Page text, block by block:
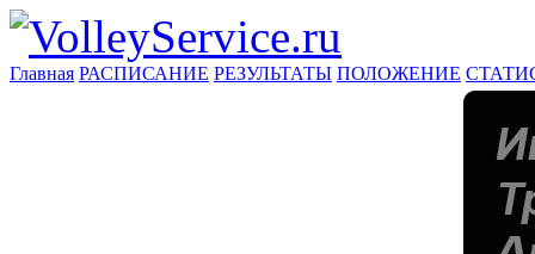
Главная РАСПИСАНИЕ РЕЗУЛЬТАТЫ ПОЛОЖЕНИЕ